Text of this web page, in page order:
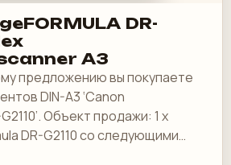
DR-
A3
предложению вы покупаете
DIN-A3 ‘Canon
Объект продажи: 1 x
DR-G2110 со следующими